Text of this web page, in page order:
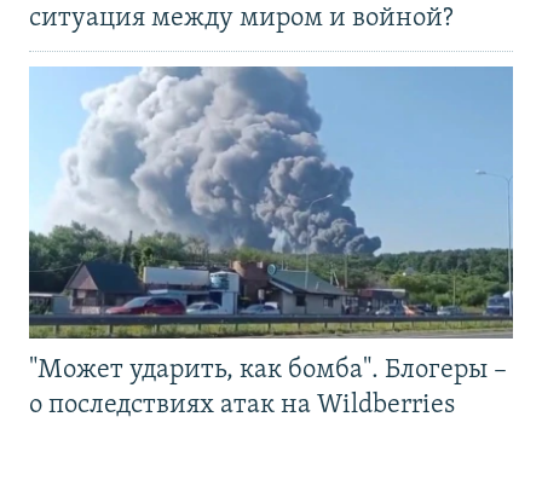
ситуация между миром и войной?
"Может ударить, как бомба". Блогеры –
о последствиях атак на Wildberries